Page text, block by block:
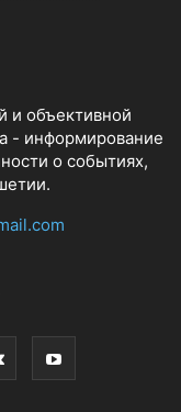
и объективной
- информирование
о событиях,